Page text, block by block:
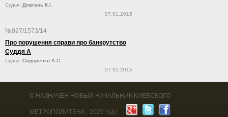
Судья: Довгань К.І.
07.01.2015
№927/1573/14
Про порушення справи про банкрутство
Суддя А
Судья: Сидоренко А.С.
07.01.2015
© НАЗНАЧЕН НОВЫЙ НАЧАЛЬНИК КИЕВСКОГО
МЕТРОПОЛИТЕНА , 2026 год |